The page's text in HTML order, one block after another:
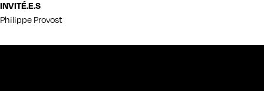
INVITÉ.E.S
Philippe Provost